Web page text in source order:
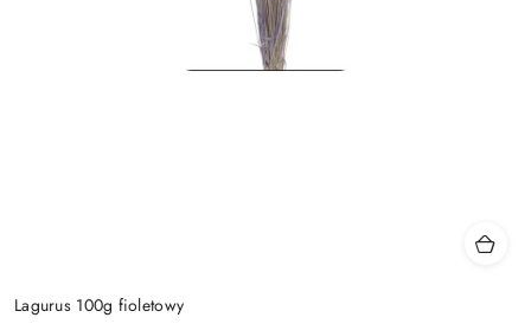
Lagurus 100g fioletowy